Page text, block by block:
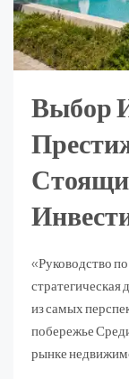
Выбор
«Руководство
стратегическая
из самых
побережье
рынке